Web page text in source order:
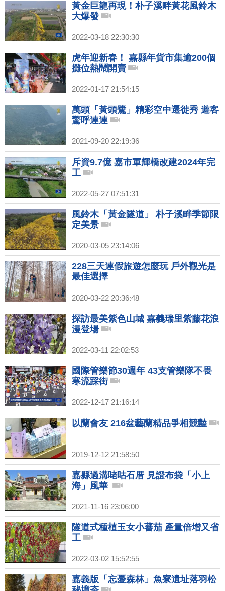
黃金巨龍再現！朴子溪畔黃花風鈴木
大爆發
2022-03-18 22:30:30
虎年迎新春！ 嘉縣年貨市集逾200個
攤位熱鬧開賣
2022-01-17 21:54:15
萬頭「黃頭鷺」精彩空中遷徙秀 遊客
驚呼連連
2021-09-20 22:19:36
斥資9.7億 嘉市軍輝橋改建2024年完
工
2022-05-27 07:51:31
風鈴木「黃金隧道」 朴子溪畔季節限
定美景
2020-03-05 23:14:06
228三天連假旅遊怎麼玩 戶外觀光是
最佳選擇
2020-03-22 20:36:48
探訪最美紫色山城 嘉義瑞里紫藤花浪
漫登場
2022-03-11 22:02:53
國際管樂節30週年 43支管樂隊不畏
寒流踩街
2022-12-17 21:16:14
以蘭會友 216盆藝蘭精品爭相競豔
2019-12-12 21:58:50
嘉縣過溝咾咕石厝 見證布袋「小上
海」風華
2021-11-16 23:06:00
隧道式種植玉女小蕃茄 產量倍增又省
工
2022-03-02 15:52:55
嘉義版「忘憂森林」魚寮遺址落羽松